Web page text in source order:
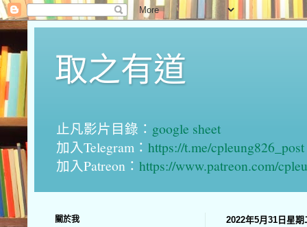
取之有道
止凡影片目錄： google sheet
加入Telegram： https://t.me/cpleung826_post
加入Patreon： https://www.patreon.com/
2022年5月31日星期
關於我